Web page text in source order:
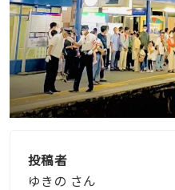
投稿者
ゆきの さん